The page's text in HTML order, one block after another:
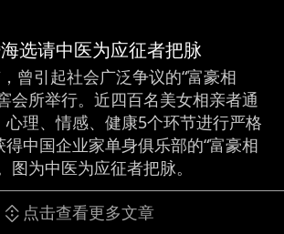
选请中医为应征者把脉
曾引起社会广泛争议的“富豪相
会所举行。近四百名美女相亲者通
理、情感、健康5个环节进行严格
中国企业家单身俱乐部的“富豪相
图为中医为应征者把脉。
点击查看更多文章